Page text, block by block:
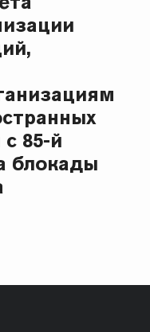
85-й
блокады